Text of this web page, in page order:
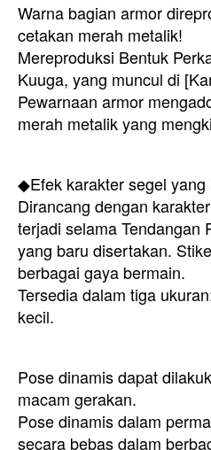
Warna bagian armor
cetakan merah metalik!
Mereproduksi Bentuk
Kuuga, yang muncul di
Pewarnaan armor
merah metalik yang
◆Efek karakter segel
Dirancang dengan
terjadi selama Tendangan
yang baru disertakan.
berbagai gaya bermain.
Tersedia dalam tiga
kecil.
Pose dinamis dapat
macam gerakan.
Pose dinamis dalam
secara bebas dalam